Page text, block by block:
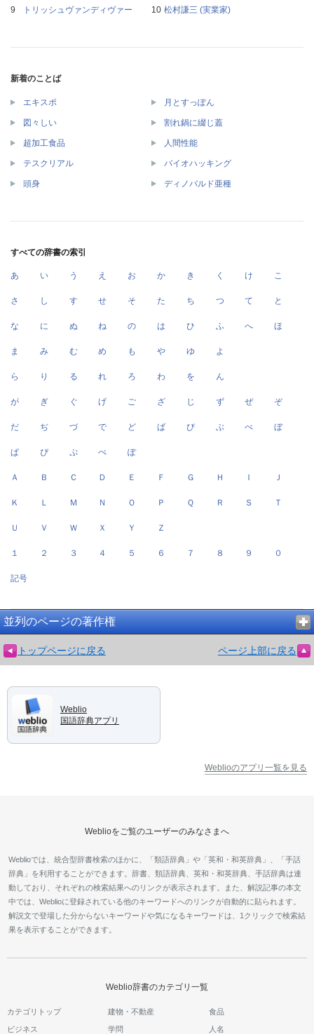
トリッシュヴァンディヴァー
松村謙三 (実業家)
新着のことば
エキスポ 月とすっぽん
図々しい 割れ鍋に綴じ蓋
超加工食品 人間性能
テスクリアル バイオハッキング
頭身 ディノバルド亜種
すべての辞書の索引
あ い う え お か き く け こ
さ し す せ そ た ち つ て と
な に ぬ ね の は ひ ふ へ ほ
ま み む め も や ゆ よ
ら り る れ ろ わ を ん
が ぎ ぐ げ ご ざ じ ず ぜ ぞ
だ ぢ づ で ど ば び ぶ べ ぼ
ぱ ぴ ぷ ぺ ぽ
Ａ Ｂ Ｃ Ｄ Ｅ Ｆ Ｇ Ｈ Ｉ Ｊ
Ｋ Ｌ Ｍ Ｎ Ｏ Ｐ Ｑ Ｒ Ｓ Ｔ
Ｕ Ｖ Ｗ Ｘ Ｙ Ｚ
１ ２ ３ ４ ５ ６ ７ ８ ９ ０
記号
並列のページの著作権
トップページに戻る ページ上部に戻る
Weblio
国語辞典アプリ
Weblioのアプリ一覧を見る
Weblioをご覧のユーザーのみなさまへ
Weblioでは、統合型辞書検索のほかに、「類語辞典」や「英和・和英辞典」、「手話
辞典」を利用することができます。辞書、類語辞典、英和・和英辞典、手話辞典は連
動しており、それぞれの検索結果へのリンクが表示されます。また、解説記事の本文
中では、Weblioに登録されている他のキーワードへのリンクが自動的に貼られます。
解説文で登場した分からないキーワードや気になるキーワードは、1クリックで検索結
果を表示することができます。
Weblio辞書のカテゴリ一覧
カテゴリトップ 建物・不動産 食品
ビジネス 学問 人名